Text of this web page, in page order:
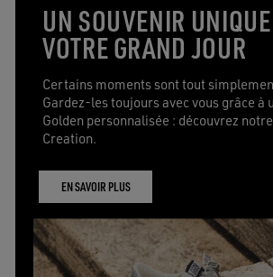
UN SOUVENIR
VOTRE GRAND JOUR
Certains moments sont tout
Gardez-les toujours avec vous grâce à
Golden personnalisée : découvrez
Creation.
EN SAVOIR PLUS